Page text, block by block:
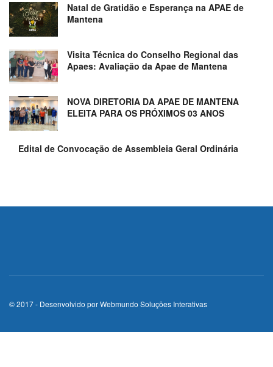
Natal de Gratidão e Esperança na APAE de
Mantena
Visita Técnica do Conselho Regional das
Apaes: Avaliação da Apae de Mantena
NOVA DIRETORIA DA APAE DE MANTENA
ELEITA PARA OS PRÓXIMOS 03 ANOS
Edital de Convocação de Assembleia Geral Ordinária
© 2017 - Desenvolvido porWebmundo Soluções Interativas